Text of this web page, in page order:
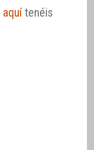
aquítenéis